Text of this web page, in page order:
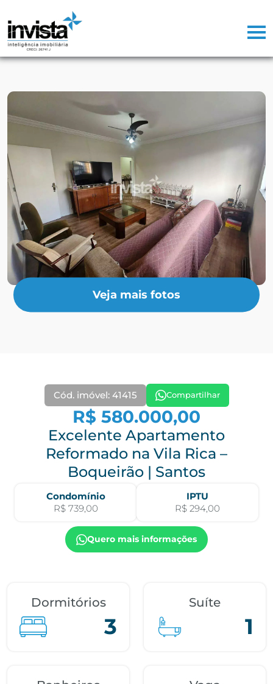
Veja mais fotos
Cód. imóvel: 41415 Compartilhar
R$ 580.000,00
Excelente Apartamento
Reformado na Vila Rica –
Boqueirão | Santos
Condomínio
R$ 739,00
IPTU
R$ 294,00
Quero mais informações
Dormitórios
3
Suíte
1